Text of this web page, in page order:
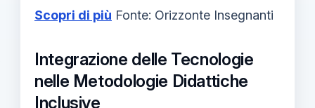
Scopri di più Fonte: Orizzonte Insegnanti
Integrazione delle Tecnologie
nelle Metodologie Didattiche
Inclusive